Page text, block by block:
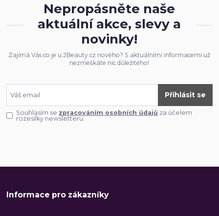
Nepropásněte naše
aktuální akce, slevy a
novinky!
Zajímá Vás co je u 2Beauty.cz nového? S aktuálními informacemi už
nezmeškáte nic důležitého!
Přihlásit se
Souhlasím se zpracováním osobních údajů za účelem
rozesílky newsletteru.
Informace pro zákazníky